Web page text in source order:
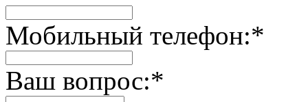
Мобильный телефон:*
Ваш вопрос:*